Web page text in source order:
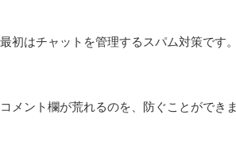
最初はチャットを管理するスパム対策です。
コメント欄が荒れるのを、防ぐことができま